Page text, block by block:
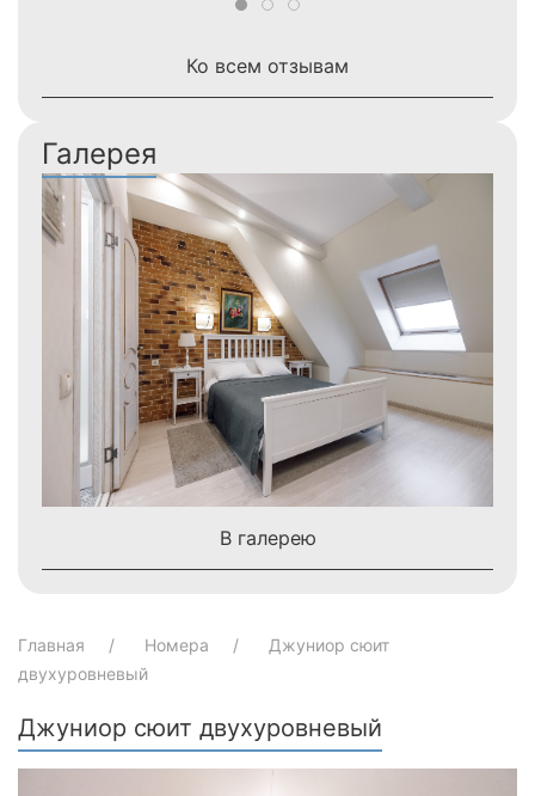
Ко всем отзывам
Галерея
В галерею
Главная Номера
Джуниор сюит
двухуровневый
Джуниор сюит двухуровневый